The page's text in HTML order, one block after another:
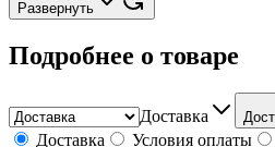
Развернуть
Подробнее о товаре
Доставка
Доставка Условия оплаты